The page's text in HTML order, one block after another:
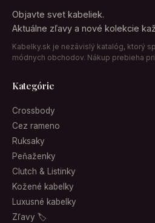
Objavte svet kabeliek.
Aktuálne zľavy a nové kolekcie
Kabelky.sk je nezávislý katalóg, ktorý
módnych obchodov. Nákup prebieha
Kategórie
Crossbody
Cez rameno
Ruksaky
Peňaženky
Clutch & Listinky
Kožené kabelky
Luxusné kabelky
Zľavy 🏷